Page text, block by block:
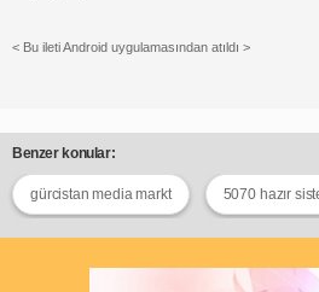
< Bu ileti Android uygulamasından atıldı >
Benzer konular:
gürcistan media markt 5070 hazır